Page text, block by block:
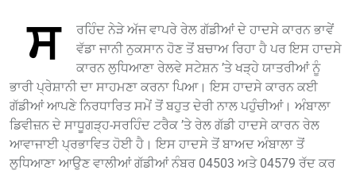
ਸ
ਰਹਿੰਦ ਨੇੜੇ ਅੱਜ ਵਾਪਰੇ ਰੇਲ ਗੱਡੀਆਂ ਦੇ ਹਾਦਸੇ ਕਾਰਨ ਭਾਵੇਂ
ਵੱਡਾ ਜਾਨੀ ਨੁਕਸਾਨ ਹੋਣ ਤੋਂ ਬਚਾਅ ਰਿਹਾ ਹੈ ਪਰ ਇਸ ਹਾਦਸੇ
ਕਾਰਨ ਲੁਧਿਆਣਾ ਰੇਲਵੇ ਸਟੇਸ਼ਨ ’ਤੇ ਖੜ੍ਹੇ ਯਾਤਰੀਆਂ ਨੂੰ
ਭਾਰੀ ਪ੍ਰੇਸ਼ਾਨੀ ਦਾ ਸਾਹਮਣਾ ਕਰਨਾ ਪਿਆ। ਇਸ ਹਾਦਸੇ ਕਾਰਨ ਕਈ
ਗੱਡੀਆਂ ਆਪਣੇ ਨਿਰਧਾਰਿਤ ਸਮੇਂ ਤੋਂ ਬਹੁਤ ਦੇਰੀ ਨਾਲ ਪਹੁੰਚੀਆਂ। ਅੰਬਾਲਾ
ਡਿਵੀਜ਼ਨ ਦੇ ਸਾਧੂਗੜ੍ਹ-ਸਰਹਿੰਦ ਟਰੈਕ ’ਤੇ ਰੇਲ ਗੱਡੀ ਹਾਦਸੇ ਕਾਰਨ ਰੇਲ
ਆਵਾਜਾਈ ਪ੍ਰਭਾਵਿਤ ਹੋਈ ਹੈ। ਇਸ ਹਾਦਸੇ ਤੋਂ ਬਾਅਦ ਅੰਬਾਲਾ ਤੋਂ
ਲੁਧਿਆਣਾ ਆਉਣ ਵਾਲੀਆਂ ਗੱਡੀਆਂ ਨੰਬਰ 04503 ਅਤੇ 04579 ਰੱਦ ਕਰ